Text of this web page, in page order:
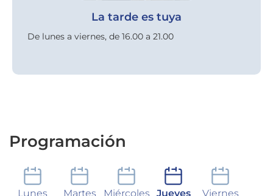
La tarde es tuya
De lunes a viernes, de 16.00 a 21.00
Programación
Lunes Martes Miércoles Jueves Viernes